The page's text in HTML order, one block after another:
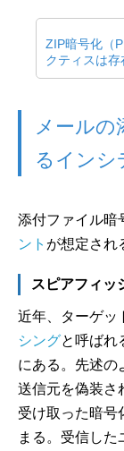
ZIP暗号化（
クティスは存
メールの
るインシ
添付ファイル暗
ント が想定され
スピアフィッ
近年、ターゲッ
シングと呼ばれ
にある。先述の
送信元を偽装さ
受け取った暗号
まる。受信し